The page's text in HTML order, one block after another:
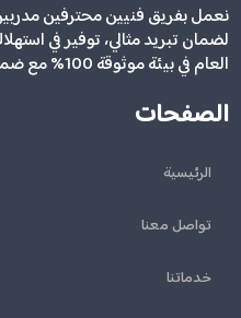
نعمل بفريق فنيين محترفين
لضمان تبريد مثالي، توفير في
العام في بيئة موثوقة 100% مع ضمان على الخدمات.
الصفحات
الرئيسية
تواصل معنا
خدماتنا